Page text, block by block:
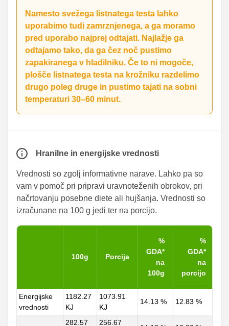
Namesto svežega listnatega testa lahko
uporabimo tudi zamrznjenega, a ga moramo
pred uporabo najprej odtajati. Najlažje ga
odtajamo tako, da ga čez noč pustimo
zapakiranega v hladilniku. Če to ni mogoče,
plošče listnatega testa na krožniku razdelimo
drugo poleg druge in pustimo tajati na sobni
temperaturi 30–60 minut.
Hranilne in energijske vrednosti
Vrednosti so zgolj informativne narave. Lahko pa so
vam v pomoč pri pripravi uravnoteženih obrokov, pri
načrtovanju posebne diete ali hujšanja. Vrednosti so
izračunane na 100 g jedi ter na porcijo.
100g Porcija
%
GDA*
na
100g
%
GDA*
na
porcijo
Energijske
vrednosti
1182.27
KJ
1073.91
KJ
14.13 % 12.83 %
282.57 256.67